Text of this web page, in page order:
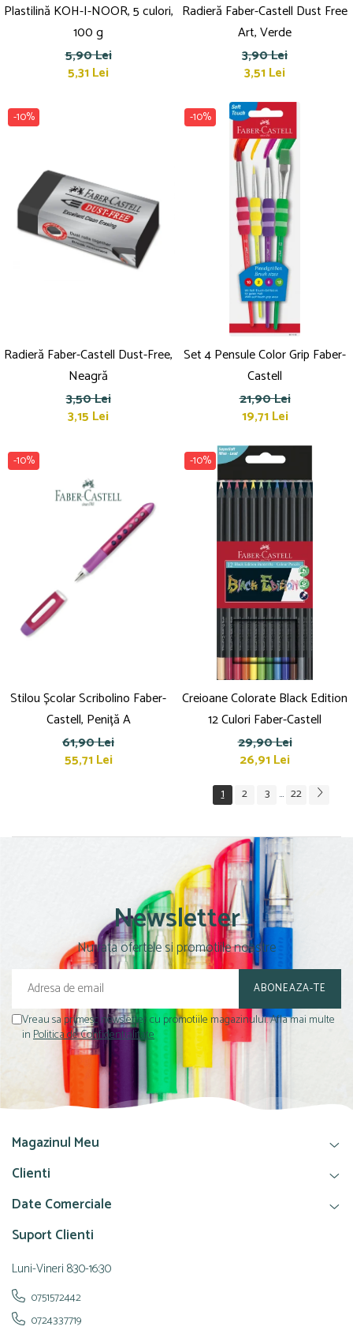
Plastilină KOH-I-NOOR, 5 culori,
100 g
5,90 Lei
5,31 Lei
Radieră Faber-Castell Dust Free
Art, Verde
3,90 Lei
3,51 Lei
-10%
Radieră Faber-Castell Dust-Free,
Neagră
3,50 Lei
3,15 Lei
-10%
Set 4 Pensule Color Grip Faber-
Castell
21,90 Lei
19,71 Lei
-10%
Stilou Școlar Scribolino Faber-
Castell, Peniță A
61,90 Lei
55,71 Lei
-10%
Creioane Colorate Black Edition
12 Culori Faber-Castell
29,90 Lei
26,91 Lei
1 2 3 ... 22
Newsletter
Nu rata ofertele si promotiile noastre
Vreau sa primesc newsletter cu promotiile magazinului. Afla mai multe
inPolitica de Confidentialitate
Magazinul Meu
Clienti
Date Comerciale
Suport Clienti
Luni-Vineri 8:30-16:30
0751572442
0724337719